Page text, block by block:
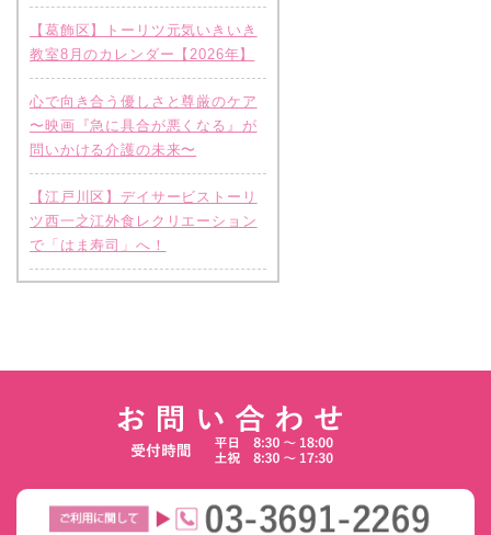
【葛飾区】トーリツ元気いきいき
教室8月のカレンダー【2026年】
心で向き合う優しさと尊厳のケア
〜映画『急に具合が悪くなる』が
問いかける介護の未来〜
【江戸川区】デイサービストーリ
ツ西一之江外食レクリエーション
で「はま寿司」へ！